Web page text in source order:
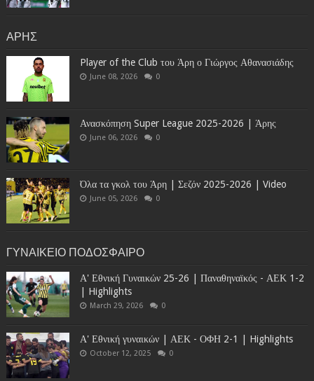
ΑΡΗΣ
Player of the Club του Άρη ο Γιώργος Αθανασιάδης
June 08, 2026 0
Ανασκόπηση Super League 2025-2026 | Άρης
June 06, 2026 0
Όλα τα γκολ του Άρη | Σεζόν 2025-2026 | Video
June 05, 2026 0
ΓΥΝΑΙΚΕΙΟ ΠΟΔΟΣΦΑΙΡΟ
Α' Εθνική Γυναικών 25-26 | Παναθηναϊκός - ΑΕΚ 1-2
| Highlights
March 29, 2026 0
Α' Εθνική γυναικών | ΑΕΚ - ΟΦΗ 2-1 | Highlights
October 12, 2025 0